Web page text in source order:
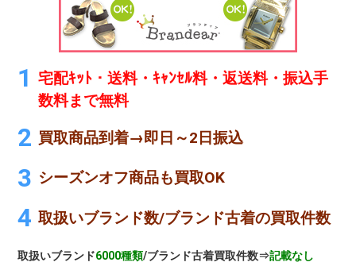
宅配ｷｯﾄ・送料・ｷｬﾝｾﾙ料・返送料・振込手
数料まで無料
買取商品到着→即日～2日振込
シーズンオフ商品も買取OK
取扱いブランド数/ブランド古着の買取件数
取扱いブランド6000種類/ブランド古着買取件数⇒記載なし